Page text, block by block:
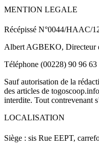
MENTION LEGALE
Récépissé N°0044/HAAC/
Albert AGBEKO, Directeur
Téléphone (00228) 90 96 63
Sauf autorisation de la
des articles de
interdite. Tout contrevenant
LOCALISATION
Siège : sis Rue EEPT,